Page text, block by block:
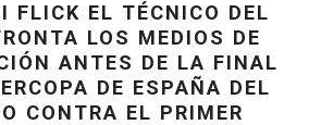
FLICK EL TÉCNICO DEL
LOS MEDIOS DE
ANTES DE LA FINAL
DE ESPAÑA DEL
CONTRA EL PRIMER